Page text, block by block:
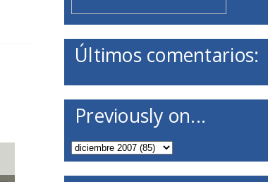
Últimos comentarios:
Previously on...